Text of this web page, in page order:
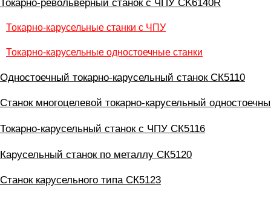
Токарно-револьверный станок с ЧПУ CK6140R
Токарно-карусельные станки с ЧПУ
Токарно-карусельные одностоечные станки
Одностоечный токарно-карусельный станок СК5110
Станок многоцелевой токарно-карусельный
Токарно-карусельный станок с ЧПУ СК5116
Карусельный станок по металлу СК5120
Станок карусельного типа СК5123